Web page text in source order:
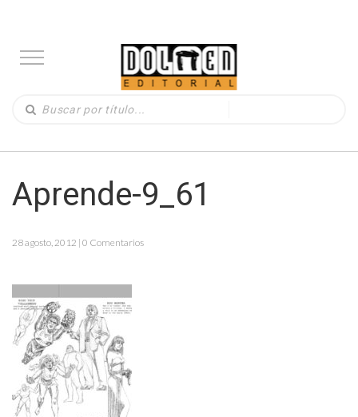
Aprende-9_61
28 agosto, 2012 | 0 Comentarios